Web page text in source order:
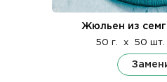
Жюльен из
50 г. x 50 шт.